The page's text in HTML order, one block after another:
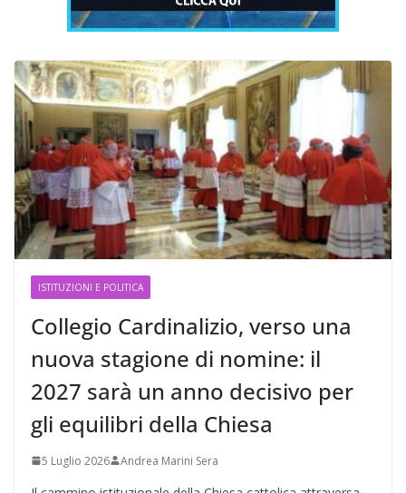
ISTITUZIONI E POLITICA
Collegio Cardinalizio, verso una
nuova stagione di nomine: il
2027 sarà un anno decisivo per
gli equilibri della Chiesa
5 Luglio 2026 Andrea Marini Sera